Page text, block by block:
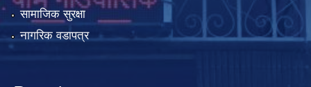
सामाजिक सुरक्षा
नागरिक वडापत्र